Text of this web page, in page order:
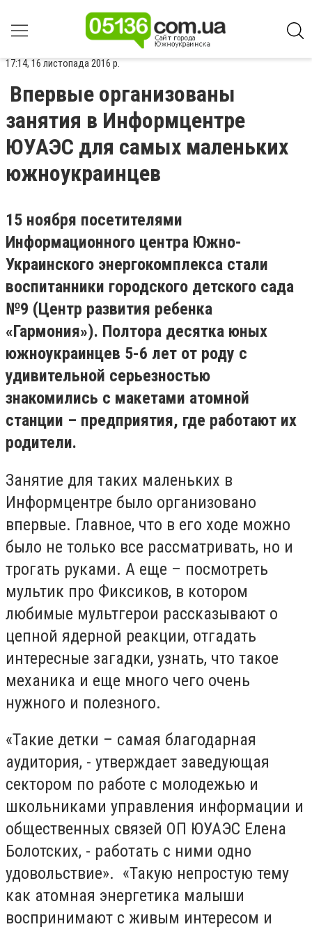
17:14, 16 листопада 2016 р.
Впервые организованы
занятия в Информцентре
ЮУАЭС для самых маленьких
южноукраинцев
15 ноября посетителями
Информационного центра Южно-
Украинского энергокомплекса стали
воспитанники городского детского сада
№9 (Центр развития ребенка
«Гармония»). Полтора десятка юных
южноукраинцев 5-6 лет от роду с
удивительной серьезностью
знакомились с макетами атомной
станции – предприятия, где работают их
родители.
Занятие для таких маленьких в
Информцентре было организовано
впервые. Главное, что в его ходе можно
было не только все рассматривать, но и
трогать руками. А еще – посмотреть
мультик про Фиксиков, в котором
любимые мультгерои рассказывают о
цепной ядерной реакции, отгадать
интересные загадки, узнать, что такое
механика и еще много чего очень
нужного и полезного.
«Такие детки – самая благодарная
аудитория, - утверждает заведующая
сектором по работе с молодежью и
школьниками управления информации и
общественных связей ОП ЮУАЭС Елена
Болотских, - работать с ними одно
удовольствие». «Такую непростую тему
как атомная энергетика малыши
воспринимают с живым интересом и